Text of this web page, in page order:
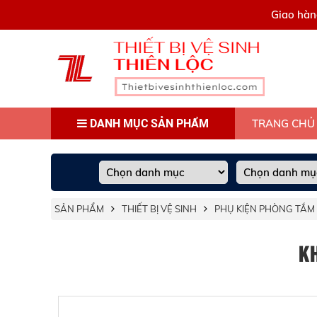
Giao
DANH MỤC SẢN PHẨM TRANG CHỦ
SẢN PHẨM THIẾT BỊ VỆ SINH PHỤ KIỆN PHÒNG TẮM